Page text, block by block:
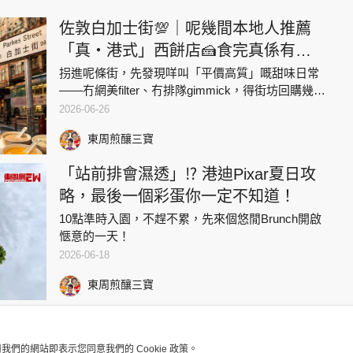
佐敦白加士街💯｜呢幾間本地人推薦
「真・港式」西餅店🍰食完真係有驚
喜喎 🤤
拐進呢條街，先發現咩叫「平價高質」嘅甜味日常
——冇網美filter、冇排隊gimmick，得街坊回購幾十
年嘅真・港式西餅店✨
2026-06-26
東周煎釀三寶
「站前排會濕透」⁉️ 港迪Pixar夏日攻
略，最後一個彩蛋你一定不知道！
10點準時入園，不趕不累，先來個悠閒Brunch開啟
愜意的一天！
2026-06-18
東周煎釀三寶
們的網站即表示您同意我們的 Cookie 政策。